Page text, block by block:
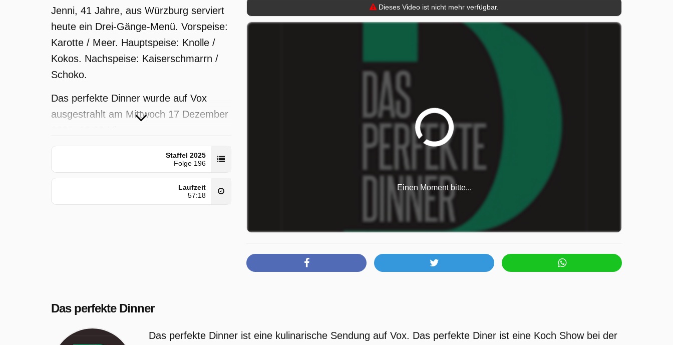
Jenni, 41 Jahre, aus Würzburg serviert
heute ein Drei-Gänge-Menü. Vorspeise:
Karotte / Meer. Hauptspeise: Knolle /
Kokos. Nachspeise: Kaiserschmarrn /
Schoko.
Das perfekte Dinner wurde auf Vox
ausgestrahlt am Mittwoch 17 Dezember
Staffel 2025
Folge 196
Laufzeit
57:18
Dieses Video ist nicht mehr verfügbar.
Einen Moment bitte...
Das perfekte Dinner
Das perfekte Dinner ist eine kulinarische Sendung auf Vox. Das perfekte Diner ist eine Koch Show bei der